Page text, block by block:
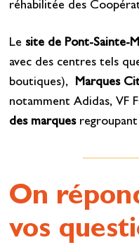
réhabilitée des
Le site de Pont-Sainte-
avec des centres tels
boutiques),
Marques
notamment Adidas, VF
des marquesregroupant
On
vos